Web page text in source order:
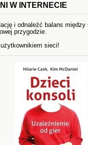
W INTERNECIE
i odnaleźć balans
przygodzie.
sieci!